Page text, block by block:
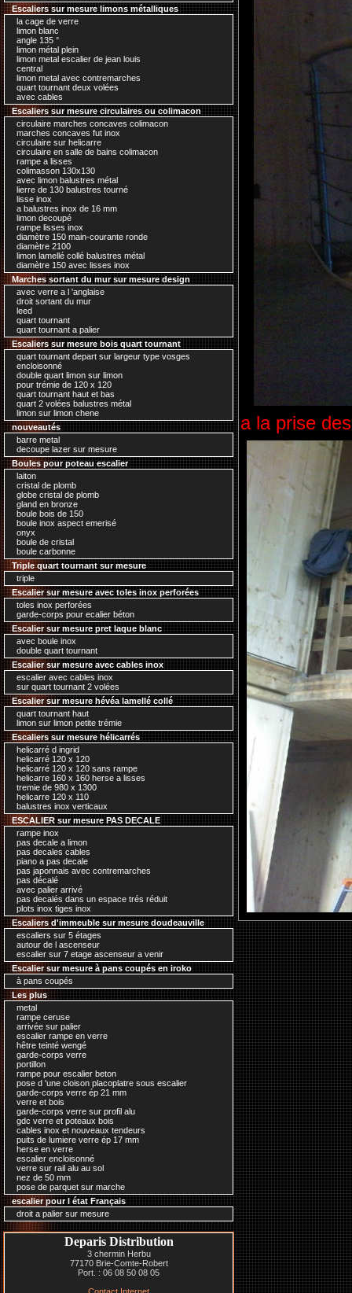
Escaliers sur mesure limons métalliques
la cage de verre
limon blanc
angle 135 °
limon métal plein
limon metal escalier de jean louis
central
limon metal avec contremarches
quart tournant deux volées
avec cables
Escaliers sur mesure circulaires ou colimacon
circulaire marches concaves colimacon
marches concaves fut inox
circulaire sur helicarre
circulaire en salle de bains colimacon
rampe a lisses
colimasson 130x130
avec limon balustres métal
lierre de 130 balustres tourné
lisse inox
a balustres inox de 16 mm
limon decoupé
rampe lisses inox
diamètre 150 main-courante ronde
diamètre 2100
limon lamellé collé balustres métal
diamètre 150 avec lisses inox
Marches sortant du mur sur mesure design
avec verre a l 'anglaise
droit sortant du mur
leed
quart tournant
quart tournant a palier
Escaliers sur mesure bois quart tournant
quart tournant depart sur largeur type vosges
encloisonné
double quart limon sur limon
pour trémie de 120 x 120
quart tournant haut et bas
quart 2 volées balustres métal
limon sur limon chene
nouveautés
barre metal
decoupe lazer sur mesure
Boules pour poteau escalier
laiton
cristal de plomb
globe cristal de plomb
gland en bronze
boule bois de 150
boule inox aspect emerisé
onyx
boule de cristal
boule carbonne
Triple quart tournant sur mesure
triple
Escalier sur mesure avec toles inox perforées
toles inox perforées
garde-corps pour ecalier béton
Escalier sur mesure pret laque blanc
avec boule inox
double quart tournant
Escalier sur mesure avec cables inox
escalier avec cables inox
sur quart tournant 2 volées
Escalier sur mesure hévéa lamellé collé
quart tournant haut
limon sur limon petite trémie
Escaliers sur mesure hélicarrés
helicarré d ingrid
helicarré 120 x 120
helicarré 120 x 120 sans rampe
helicarre 160 x 160 herse a lisses
tremie de 980 x 1300
helicarre 120 x 110
balustres inox verticaux
ESCALIER sur mesure PAS DECALE
rampe inox
pas decale a limon
pas decales cables
piano a pas decale
pas japonnais avec contremarches
pas décalé
avec palier arrivé
pas decalés dans un espace trés réduit
plots inox tiges inox
Escaliers d'immeuble sur mesure doudeauville
escaliers sur 5 étages
autour de l ascenseur
escalier sur 7 etage ascenseur a venir
Escalier sur mesure à pans coupés en iroko
à pans coupés
Les plus
metal
rampe ceruse
arrivée sur palier
escalier rampe en verre
hêtre teinté wengé
garde-corps verre
portillon
rampe pour escalier beton
pose d 'une cloison placoplatre sous escalier
garde-corps verre ép 21 mm
verre et bois
garde-corps verre sur profil alu
gdc verre et poteaux bois
cables inox et nouveaux tendeurs
puits de lumiere verre ép 17 mm
herse en verre
escalier encloisonné
verre sur rail alu au sol
nez de 50 mm
pose de parquet sur marche
escalier pour l état Français
droit a palier sur mesure
Deparis Distribution
3 chermin Herbu
77170 Brie-Comte-Robert
Port. : 06 08 50 08 05
a la prise